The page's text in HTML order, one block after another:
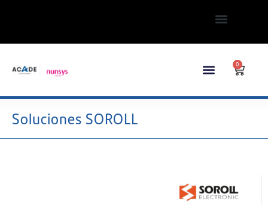
0
Soluciones SOROLL